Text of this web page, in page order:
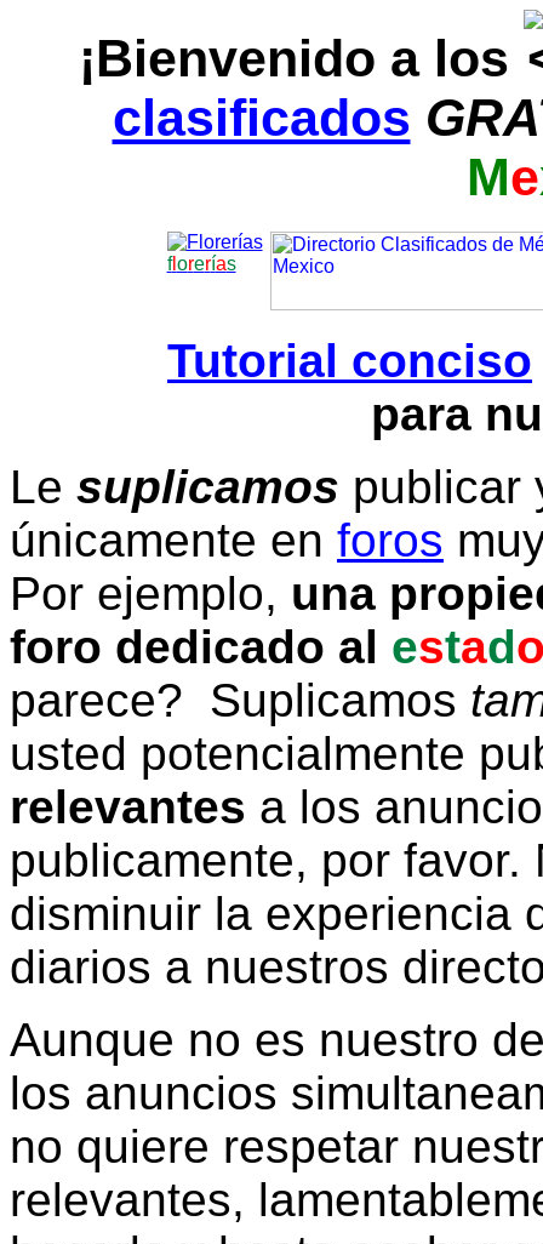
¡Bienvenido a los
clasificados
Me
florerías
Tutorial conciso
para
Le suplicamos publicar
únicamente en foros
Por ejemplo, una
foro dedicado al estad
parece? Suplicamos
usted potencialmente
relevantes a los
publicamente, por
disminuir la experiencia
diarios a nuestros
Aunque no es nuestro
los anuncios
no quiere respetar
relevantes,